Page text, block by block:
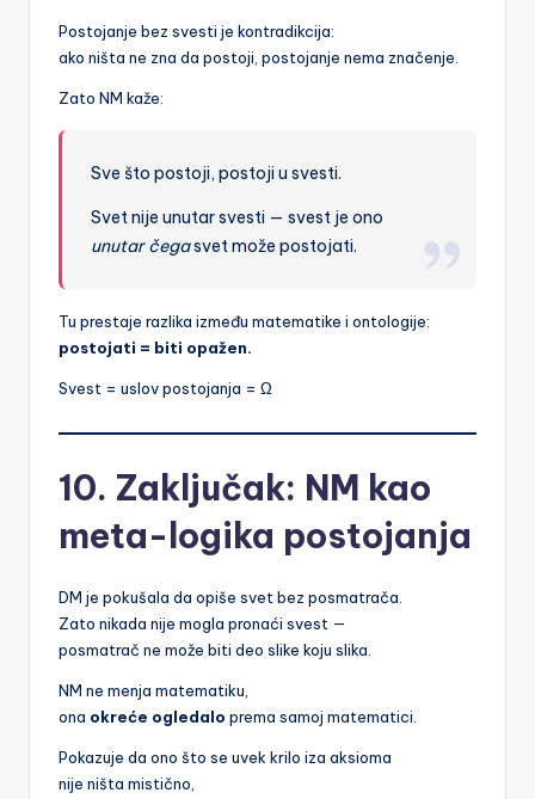
Postojanje bez svesti je kontradikcija:
ako ništa ne zna da postoji, postojanje nema značenje.
Zato NM kaže:
Sve što postoji, postoji u svesti.
Svet nije unutar svesti — svest je ono
unutar čegasvet može postojati.
Tu prestaje razlika između matematike i ontologije:
postojati = biti opažen.
Svest = uslov postojanja = Ω
10. Zaključak: NM kao
meta-logika postojanja
DM je pokušala da opiše svet bez posmatrača.
Zato nikada nije mogla pronaći svest —
posmatrač ne može biti deo slike koju slika.
NM ne menja matematiku,
ona okreće ogledalo prema samoj matematici.
Pokazuje da ono što se uvek krilo iza aksioma
nije ništa mistično,